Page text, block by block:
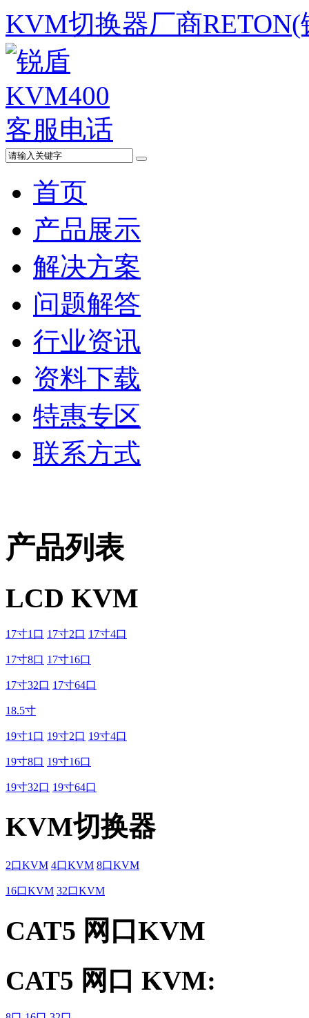
KVM切换器厂商RETON(
首页
产品展示
解决方案
问题解答
行业资讯
资料下载
特惠专区
联系方式
产品列表
LCD KVM
17寸1口 17寸2口 17寸4口
17寸8口 17寸16口
17寸32口 17寸64口
18.5寸
19寸1口 19寸2口 19寸4口
19寸8口 19寸16口
19寸32口 19寸64口
KVM切换器
2口KVM 4口KVM 8口KVM
16口KVM 32口KVM
CAT5 网口KVM
CAT5 网口 KVM: